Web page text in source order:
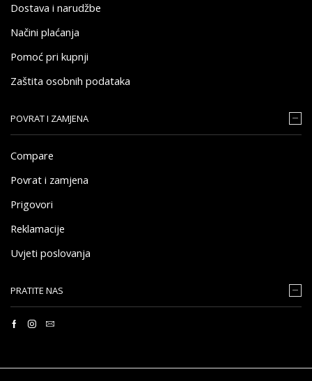
Dostava i narudžbe
Načini plaćanja
Pomoć pri kupnji
Zaštita osobnih podataka
POVRAT I ZAMJENA
Compare
Povrat i zamjena
Prigovori
Reklamacije
Uvjeti poslovanja
PRATITE NAS